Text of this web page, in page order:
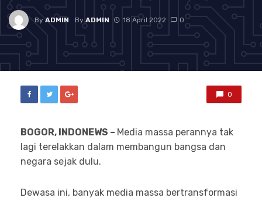
ByADMIN ByADMIN 18 April 2022 0
0
BOGOR, INDONEWS – Media massa perannya tak
lagi terelakkan dalam membangun bangsa dan
negara sejak dulu.
Dewasa ini, banyak media massa bertransformasi